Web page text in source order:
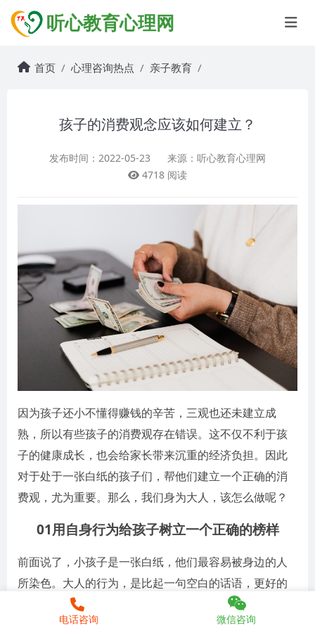
听心教育心理网
首页 心理咨询热点 亲子教育
孩子的消费观念应该如何建立？
发布时间：2022-05-23
来源：听心教育心理网
4718 阅读
因为孩子还小不懂得赚钱的辛苦，三观也还未建立成
熟，所以有些孩子的消费观存在错误。这不仅不利于孩
子的健康成长，也会给家长带来沉重的经济负担。因此
对于处于一张白纸的孩子们，帮他们建立一个正确的消
费观，尤为重要。那么，我们身为大人，该怎么做呢？
01用自身行为给孩子树立一个正确的榜样
前面说了，小孩子是一张白纸，他们最容易被身边的人
所染色。大人的行为，是比起一句空白的话语，更好的
教导。所以在教孩子之前，大人们首先要做到控制自己
的购买欲，分清楚什么是自己需要，什么纯粹是自己喜
电话咨询 微信咨询